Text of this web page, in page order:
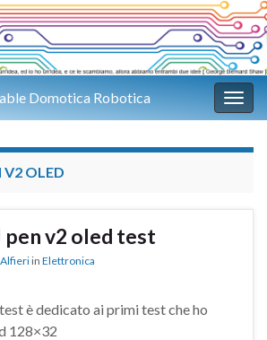
Domotica Robotica
V2 OLED
v2 oled test
in Elettronica
è dedicato ai primi test che ho
128×32